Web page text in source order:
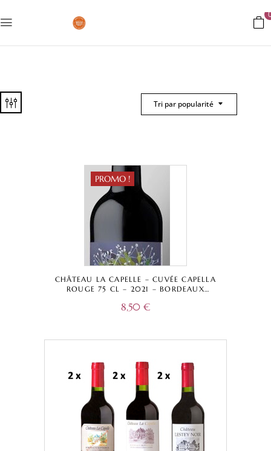
Tri par popularité
PROMO !
CHÂTEAU LA CAPELLE – CUVÉE CAPELLA
ROUGE 75 CL – 2021 – BORDEAUX
8,50 €